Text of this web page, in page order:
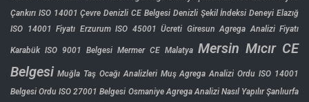
Çankırı ISO 14001 Çevre Denizli CE Belgesi Denizli Şekil İndeksi Deneyi Elazığ
ISO 14001 Fiyatı Erzurum ISO 45001 Ücreti Giresun Agrega Analizi Fiyatı
Karabük ISO 9001 Belgesi Mermer CE Malatya Mersin Mıcır CE
Belgesi Muğla Taş Ocağı Analizleri Muş Agrega Analizi Ordu ISO 14001
Belgesi Ordu ISO 27001 Belgesi Osmaniye Agrega Analizi Nasıl Yapılır Şanlıurfa